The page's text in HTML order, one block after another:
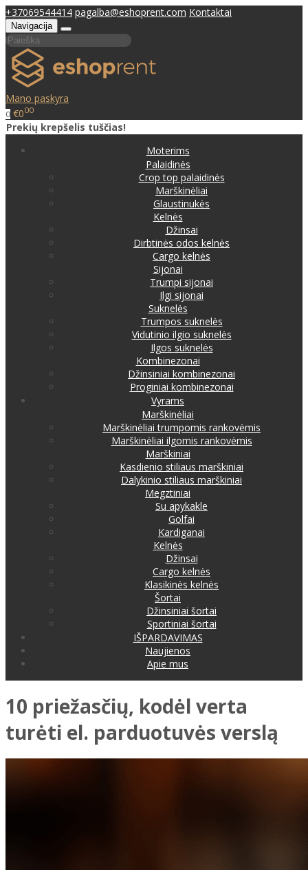
+37069544414 pagalba@eshoprent.com Kontaktai
Navigacija
Mano paskyra
0 €000
Prekių krepšelis tuščias!
Moterims
Palaidinės
Crop top palaidinės
Marškinėliai
Glaustinukės
Kelnės
Džinsai
Dirbtinės odos kelnės
Cargo kelnės
Sijonai
Trumpi sijonai
Ilgi sijonai
Suknelės
Trumpos suknelės
Vidutinio ilgio suknelės
Ilgos suknelės
Kombinezonai
Džinsiniai kombinezonai
Proginiai kombinezonai
Vyrams
Marškinėliai
Marškinėliai trumpomis rankovėmis
Marškinėliai ilgomis rankovėmis
Marškiniai
Kasdienio stiliaus marškiniai
Dalykinio stiliaus marškiniai
Megztiniai
Su apykakle
Golfai
Kardiganai
Kelnės
Džinsai
Cargo kelnės
Klasikinės kelnės
Šortai
Džinsiniai šortai
Sportiniai šortai
IŠPARDAVIMAS
Naujienos
Apie mus
10 priežasčių, kodėl verta
turėti el. parduotuvės verslą